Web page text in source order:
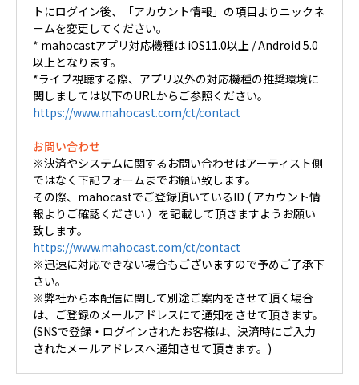
トにログイン後、「アカウント情報」の項目よりニックネ
ームを変更してください。
* mahocastアプリ対応機種は iOS11.0以上 / Android 5.0
以上となります。
*ライブ視聴する際、アプリ以外の対応機種の推奨環境に
関しましては以下のURLからご参照ください。
https://www.mahocast.com/ct/contact
お問い合わせ
※決済やシステムに関するお問い合わせはアーティスト側
ではなく下記フォームまでお願い致します。
その際、mahocastでご登録頂いているID ( アカウント情
報よりご確認ください ）を記載して頂きますようお願い
致します。
https://www.mahocast.com/ct/contact
※迅速に対応できない場合もございますので予めご了承下
さい。
※弊社から本配信に関して別途ご案内をさせて頂く場合
は、ご登録のメールアドレスにて通知をさせて頂きます。
(SNSで登録・ログインされたお客様は、決済時にご入力
されたメールアドレスへ通知させて頂きます。)